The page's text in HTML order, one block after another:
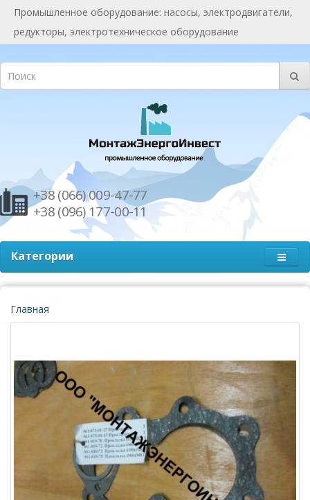
Промышленное оборудование: насосы, электродвигатели,
редукторы, электротехническое оборудование
+38 (066) 009-47-77
+38 (096) 177-00-11
Категории
Главная